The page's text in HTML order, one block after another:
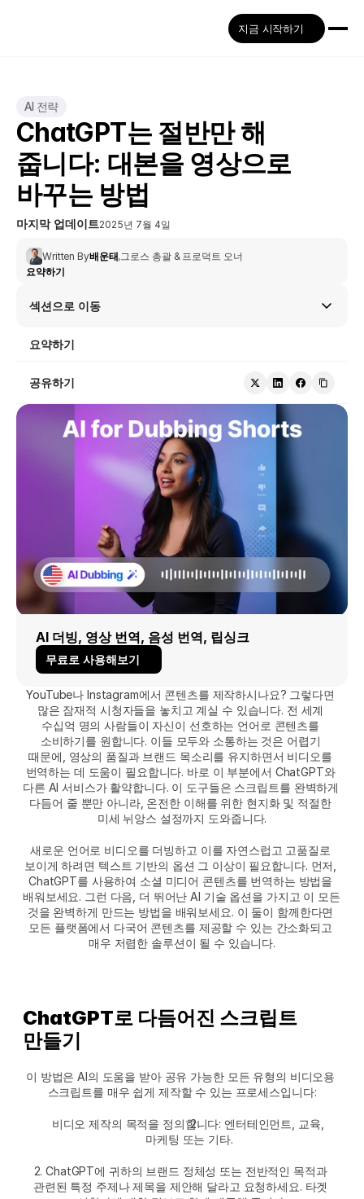
지금 시작하기
AI 전략
ChatGPT는 절반만 해
줍니다: 대본을 영상으로
바꾸는 방법
마지막 업데이트2025년 7월 4일
Written By배운태,그로스 총괄 & 프로덕트 오너
요약하기
섹션으로 이동
요약하기
공유하기
AI 더빙, 영상 번역, 음성 번역, 립싱크
무료로 사용해보기
YouTube나 Instagram에서 콘텐츠를 제작하시나요? 그렇다면
많은 잠재적 시청자들을 놓치고 계실 수 있습니다. 전 세계
수십억 명의 사람들이 자신이 선호하는 언어로 콘텐츠를
소비하기를 원합니다. 이들 모두와 소통하는 것은 어렵기
때문에, 영상의 품질과 브랜드 목소리를 유지하면서 비디오를
번역하는 데 도움이 필요합니다. 바로 이 부분에서 ChatGPT와
다른 AI 서비스가 활약합니다. 이 도구들은 스크립트를 완벽하게
다듬어 줄 뿐만 아니라, 온전한 이해를 위한 현지화 및 적절한
미세 뉘앙스 설정까지 도와줍니다.
새로운 언어로 비디오를 더빙하고 이를 자연스럽고 고품질로
보이게 하려면 텍스트 기반의 옵션 그 이상이 필요합니다. 먼저,
ChatGPT를 사용하여 소셜 미디어 콘텐츠를 번역하는 방법을
배워보세요. 그런 다음, 더 뛰어난 AI 기술 옵션을 가지고 이 모든
것을 완벽하게 만드는 방법을 배워보세요. 이 둘이 함께한다면
모든 플랫폼에서 다국어 콘텐츠를 제공할 수 있는 간소화되고
매우 저렴한 솔루션이 될 수 있습니다.
ChatGPT로 다듬어진 스크립트
만들기
이 방법은 AI의 도움을 받아 공유 가능한 모든 유형의 비디오용
스크립트를 매우 쉽게 제작할 수 있는 프로세스입니다:
비디오 제작의 목적을 정의합니다: 엔터테인먼트, 교육,
마케팅 또는 기타.
2. ChatGPT에 귀하의 브랜드 정체성 또는 전반적인 목적과
관련된 특정 주제나 제목을 제안해 달라고 요청하세요. 타겟